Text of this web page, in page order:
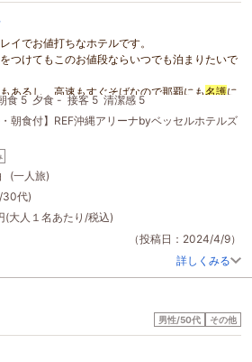
ット、数々の食器、包丁等もありました。調理
のコーティングも十分に残っており、持参した
使わなくて済みました。細かいことかもしれま
は、調理器具が古くてつかいにくいことがあり
切れ味や器具の使い勝手など、どれも十分なも
ありませんでしたが、１階のラウンジでは料理
た、日によっては、演奏や歌も楽しめるそうで
、こちらのホテルをおすすめします。そういう
ました。
イでお値打ちなホテルです。
つけてもこのお値段ならいつでも泊まりたいで
あるし、高速もすぐそばなので那覇にも名護に
食 5 夕食 - 接客 5 清潔感 5
・朝食付】REF沖縄アリーナbyベッセルホテルズ
(一人旅)
30代)
大人１名あたり/税込)
（投稿日：2024/4/9）
詳しくみる
男性/50代 その他